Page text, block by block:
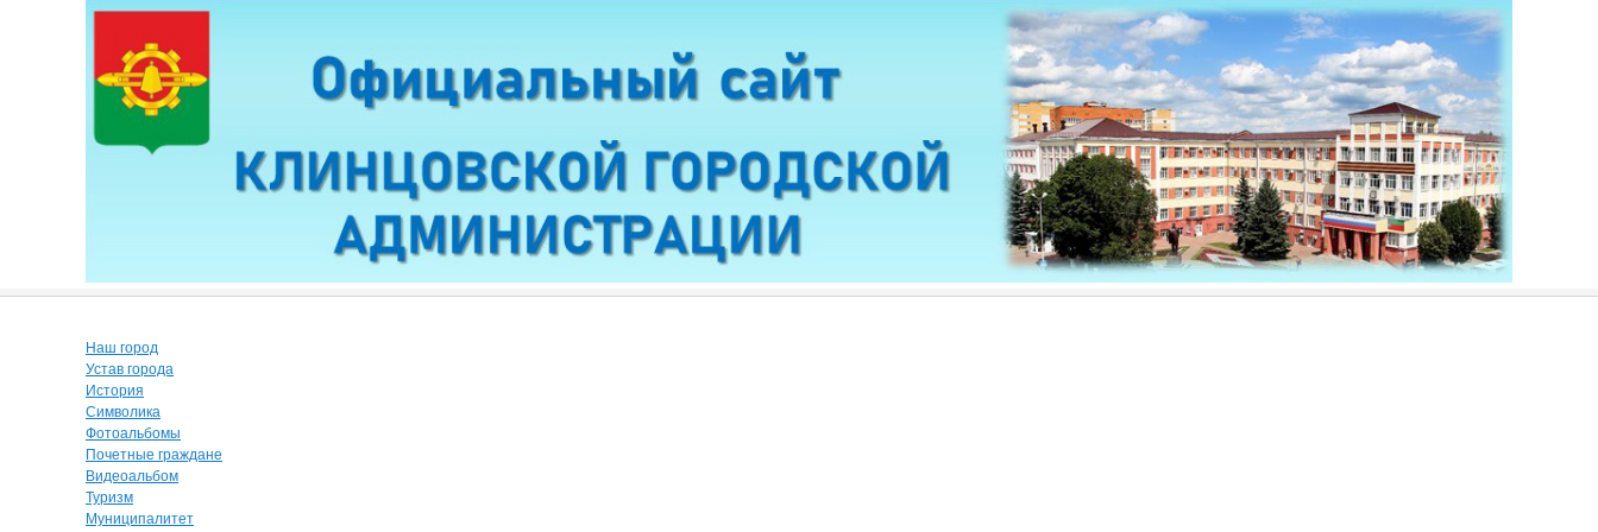
Наш город
Устав города
История
Символика
Фотоальбомы
Почетные граждане
Видеоальбом
Туризм
Муниципалитет